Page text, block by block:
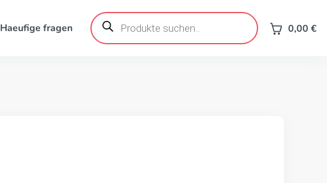
Haeufige fragen
Products
search 0,00 €